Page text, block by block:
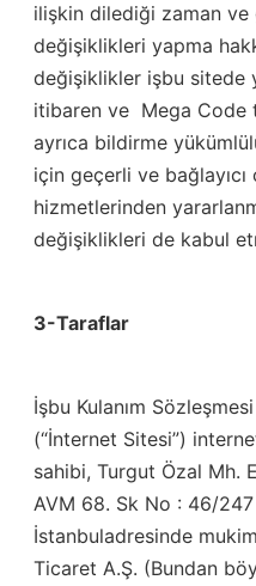
ilişkin dilediği zaman
değişiklikleri yapma
değişiklikler işbu sitede
itibaren ve Mega Code
ayrıca bildirme
için geçerli ve
hizmetlerinden
değişiklikleri de kabul
3-Taraflar
İşbu Kulanım
(“İnternet Sitesi”)
sahibi, Turgut Özal Mh.
AVM 68. Sk No : 46/
İstanbuladresinde
Ticaret A.Ş. (Bundan